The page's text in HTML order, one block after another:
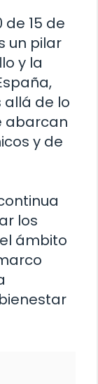
de 15 de
un pilar
y la
de lo
abarcan
y de
los
ámbito